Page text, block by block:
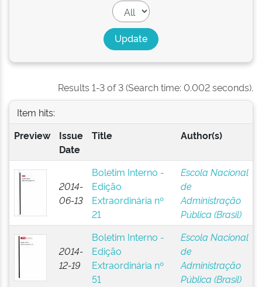
Results 1-3 of 3 (Search time: 0.002 seconds).
Item hits:
Preview
Issue
Date
Title Author(s)
2014-
06-13
Boletim Interno -
Edição
Extraordinária nº
21
Escola Nacional
de
Administração
Pública (Brasil)
2014-
12-19
Boletim Interno -
Edição
Extraordinária nº
51
Escola Nacional
de
Administração
Pública (Brasil)